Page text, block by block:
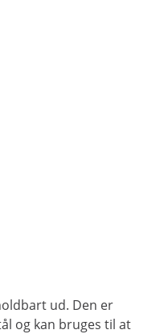
ud. Den er
og kan bruges til at